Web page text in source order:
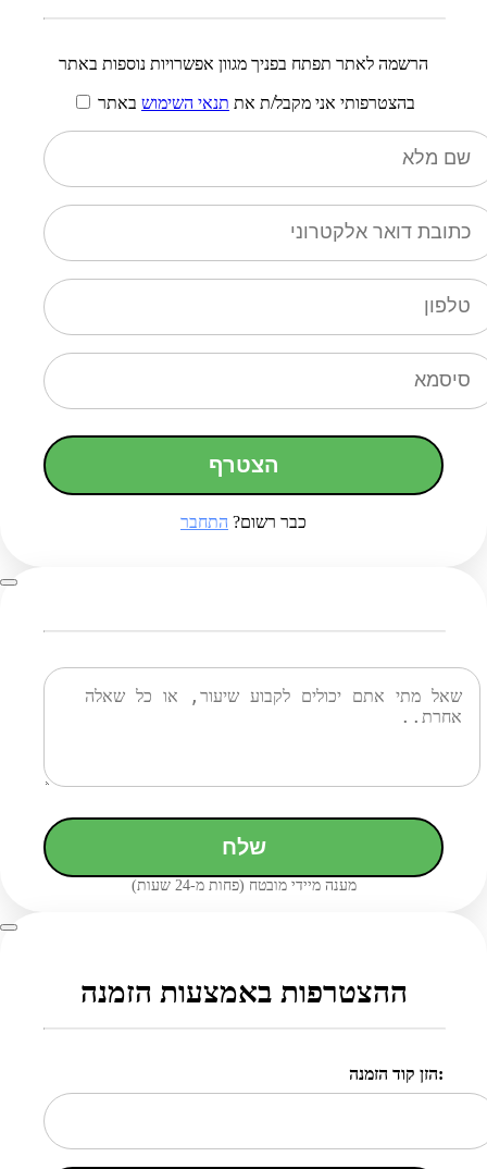
הרשמה לאתר תפתח בפניך מגוון אפשרויות נוספות באתר
בהצטרפותי אני מקבל/ת את תנאי השימוש באתר
הצטרף
כבר רשום? התחבר
שלח
מענה מיידי מובטח (פחות מ-24 שעות)
ההצטרפות באמצעות הזמנה
הזן קוד הזמנה: